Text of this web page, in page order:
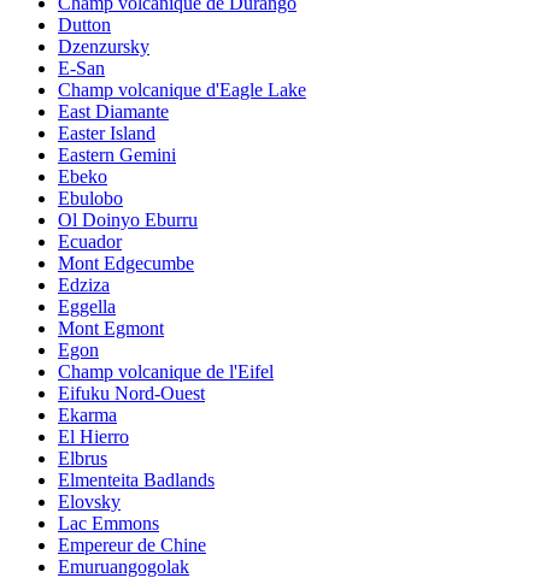
Dutton
Dzenzursky
E-San
Champ volcanique d'Eagle Lake
East Diamante
Easter Island
Eastern Gemini
Ebeko
Ebulobo
Ol Doinyo Eburru
Ecuador
Mont Edgecumbe
Edziza
Eggella
Mont Egmont
Egon
Champ volcanique de l'Eifel
Eifuku Nord-Ouest
Ekarma
El Hierro
Elbrus
Elmenteita Badlands
Elovsky
Lac Emmons
Empereur de Chine
Emuruangogolak